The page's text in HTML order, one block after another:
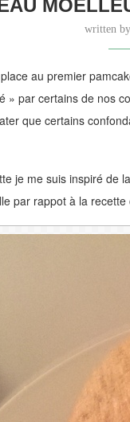
written
au premier
» par certains de nos
que certains
je me suis inspiré de
par rappot à la